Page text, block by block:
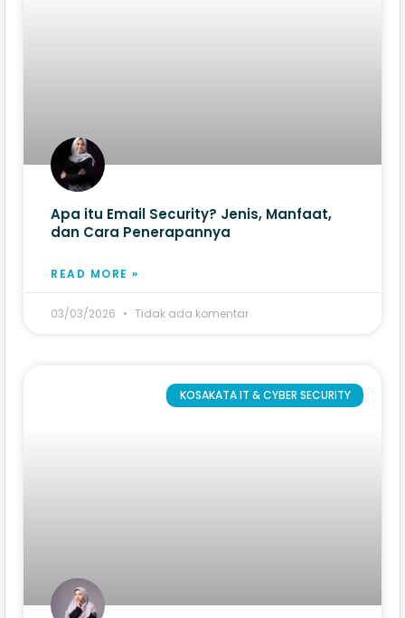
Apa itu Email Security? Jenis, Manfaat,
dan Cara Penerapannya
READ MORE »
03/03/2026 Tidak ada komentar
KOSAKATA IT & CYBER SECURITY